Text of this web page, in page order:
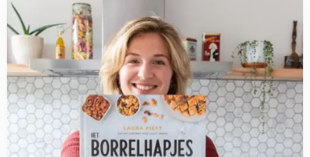
more
about
Borrelhapjes
Bakboek
is
hier!